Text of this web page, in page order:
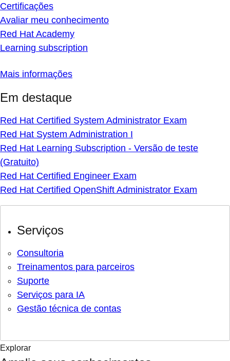
Certificações
Avaliar meu conhecimento
Red Hat Academy
Learning subscription
Mais informações
Em destaque
Red Hat Certified System Administrator Exam
Red Hat System Administration I
Red Hat Learning Subscription - Versão de teste
(Gratuito)
Red Hat Certified Engineer Exam
Red Hat Certified OpenShift Administrator Exam
Serviços
Consultoria
Treinamentos para parceiros
Suporte
Serviços para IA
Gestão técnica de contas
Explorar